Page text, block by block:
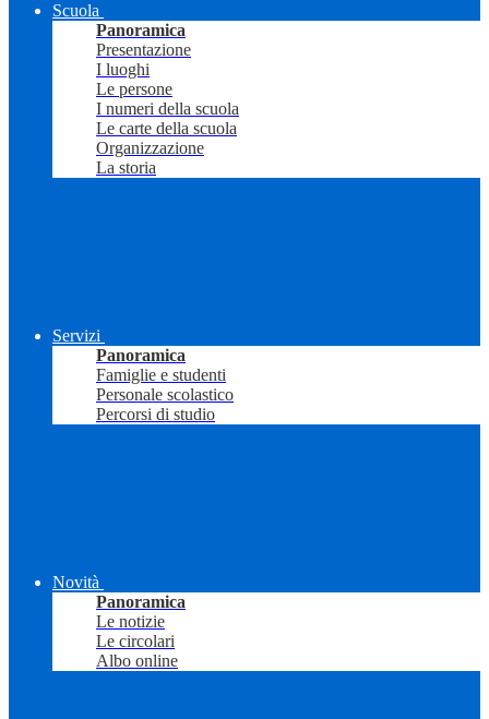
Scuola
Panoramica
Presentazione
I luoghi
Le persone
I numeri della scuola
Le carte della scuola
Organizzazione
La storia
Servizi
Panoramica
Famiglie e studenti
Personale scolastico
Percorsi di studio
Novità
Panoramica
Le notizie
Le circolari
Albo online